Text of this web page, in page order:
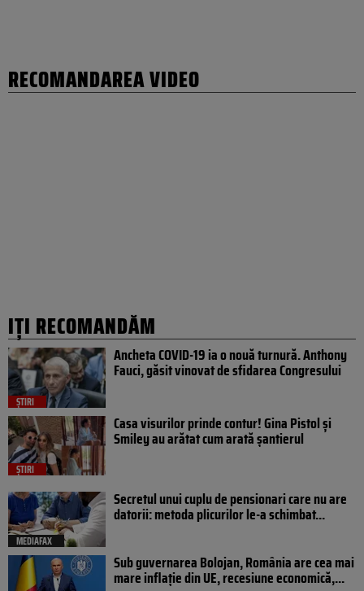
RECOMANDAREA VIDEO
IȚI RECOMANDĂM
ȘTIRI
Ancheta COVID-19 ia o nouă turnură. Anthony
Fauci, găsit vinovat de sfidarea Congresului
ȘTIRI
Casa visurilor prinde contur! Gina Pistol și
Smiley au arătat cum arată șantierul
MEDIAFAX
Secretul unui cuplu de pensionari care nu are
datorii: metoda plicurilor le-a schimbat...
Sub guvernarea Bolojan, România are cea mai
mare inflație din UE, recesiune economică,...